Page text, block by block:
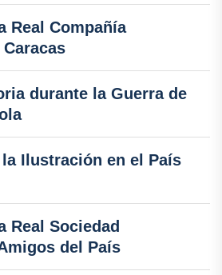
Real Compañía
durante la Guerra de
Ilustración en el País
Real Sociedad
del País